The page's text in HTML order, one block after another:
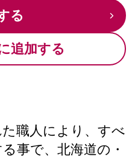
る
追加する
職人により、すべ
事で、北海道の・